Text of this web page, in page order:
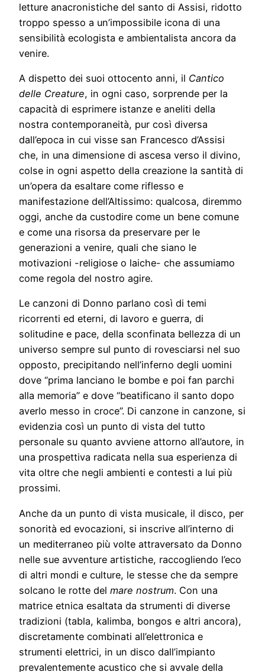
letture anacronistiche del santo di Assisi, ridotto
troppo spesso a un’impossibile icona di una
sensibilità ecologista e ambientalista ancora da
venire.
A dispetto dei suoi ottocento anni, il Cantico
delle Creature, in ogni caso, sorprende per la
capacità di esprimere istanze e aneliti della
nostra contemporaneità, pur così diversa
dall’epoca in cui visse san Francesco d’Assisi
che, in una dimensione di ascesa verso il divino,
colse in ogni aspetto della creazione la santità di
un’opera da esaltare come riflesso e
manifestazione dell’Altissimo: qualcosa, diremmo
oggi, anche da custodire come un bene comune
e come una risorsa da preservare per le
generazioni a venire, quali che siano le
motivazioni -religiose o laiche- che assumiamo
come regola del nostro agire.
Le canzoni di Donno parlano così di temi
ricorrenti ed eterni, di lavoro e guerra, di
solitudine e pace, della sconfinata bellezza di un
universo sempre sul punto di rovesciarsi nel suo
opposto, precipitando nell’inferno degli uomini
dove “prima lanciano le bombe e poi fan parchi
alla memoria” e dove “beatificano il santo dopo
averlo messo in croce”. Di canzone in canzone, si
evidenzia così un punto di vista del tutto
personale su quanto avviene attorno all’autore, in
una prospettiva radicata nella sua esperienza di
vita oltre che negli ambienti e contesti a lui più
prossimi.
Anche da un punto di vista musicale, il disco, per
sonorità ed evocazioni, si inscrive all’interno di
un mediterraneo più volte attraversato da Donno
nelle sue avventure artistiche, raccogliendo l’eco
di altri mondi e culture, le stesse che da sempre
solcano le rotte del mare nostrum. Con una
matrice etnica esaltata da strumenti di diverse
tradizioni (tabla, kalimba, bongos e altri ancora),
discretamente combinati all’elettronica e
strumenti elettrici, in un disco dall’impianto
prevalentemente acustico che si avvale della